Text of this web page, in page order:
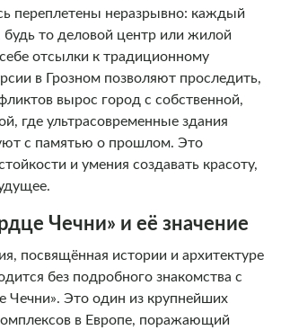
переплетены неразрывно: каждый
то деловой центр или жилой
себе отсылки к традиционному
в Грозном позволяют проследить,
вырос город с собственной,
где ультрасовременные здания
с памятью о прошлом. Это
и умения создавать красоту,
Чечни» и её значение
посвящённая истории и архитектуре
без подробного знакомства с
Чечни». Это один из крупнейших
в Европе, поражающий